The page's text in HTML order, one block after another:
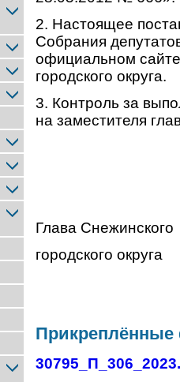
2. Настоящее
Собрания
официальном
городского округа.
3. Контроль за
на заместителя
Глава Снежинского